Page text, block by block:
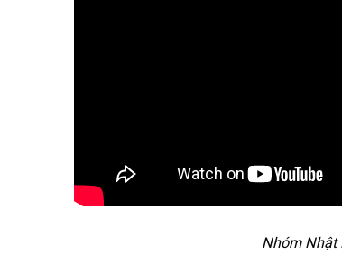
Nhóm Nhật